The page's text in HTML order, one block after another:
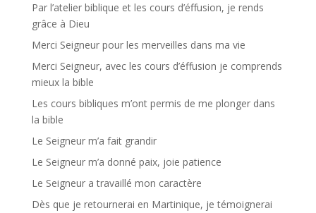
Par l’atelier biblique et les cours d’éffusion, je rends
grâce à Dieu
Merci Seigneur pour les merveilles dans ma vie
Merci Seigneur, avec les cours d’éffusion je comprends
mieux la bible
Les cours bibliques m’ont permis de me plonger dans
la bible
Le Seigneur m’a fait grandir
Le Seigneur m’a donné paix, joie patience
Le Seigneur a travaillé mon caractère
Dès que je retournerai en Martinique, je témoignerai